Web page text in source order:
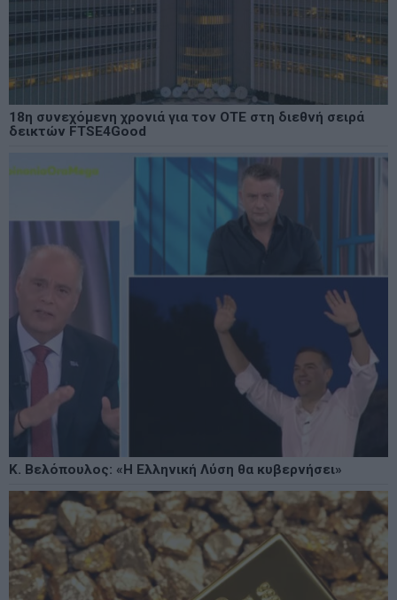
18η συνεχόμενη χρονιά για τον ΟΤΕ στη διεθνή σειρά
δεικτών FTSE4Good
Κ. Βελόπουλος: «Η Ελληνική Λύση θα κυβερνήσει»